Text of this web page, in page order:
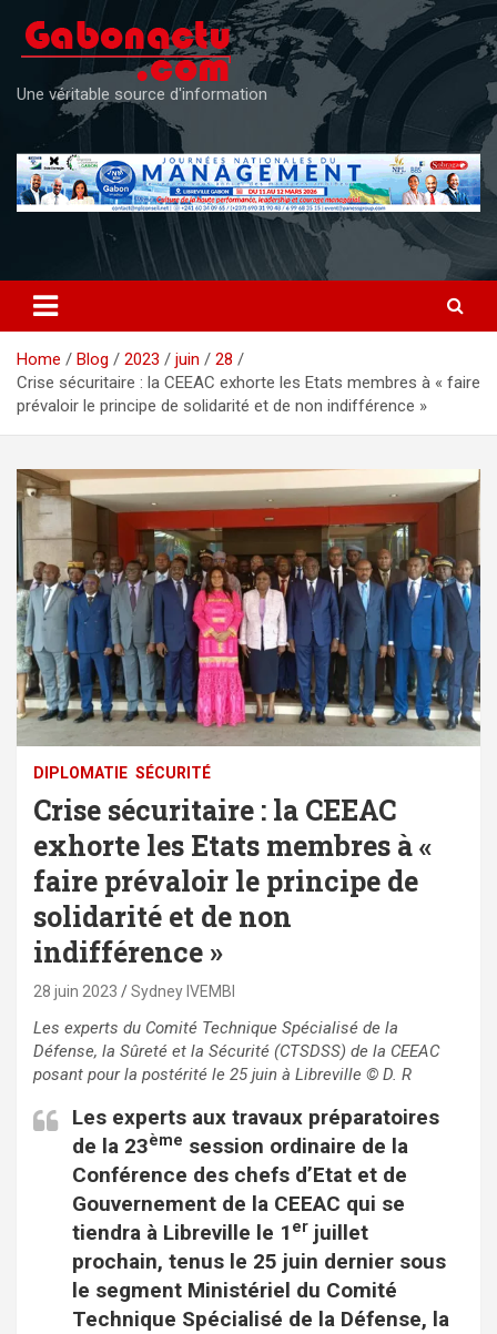
content
Une véritable source d'information
Home Blog 2023 juin
28
Crise sécuritaire : la CEEAC exhorte les Etats membres à « faire
prévaloir le principe de solidarité et de non indifférence »
DIPLOMATIE SÉCURITÉ
Crise sécuritaire : la CEEAC
exhorte les Etats membres à «
faire prévaloir le principe de
solidarité et de non
indifférence »
28 juin 2023 Sydney IVEMBI
Les experts du Comité Technique Spécialisé de la
Défense, la Sûreté et la Sécurité (CTSDSS) de la CEEAC
posant pour la postérité le 25 juin à Libreville © D. R
Les experts aux travaux préparatoires
de la 23ème session ordinaire de la
Conférence des chefs d’Etat et de
Gouvernement de la CEEAC qui se
tiendra à Libreville le 1 er juillet
prochain, tenus le 25 juin dernier sous
le segment Ministériel du Comité
Technique Spécialisé de la Défense, la